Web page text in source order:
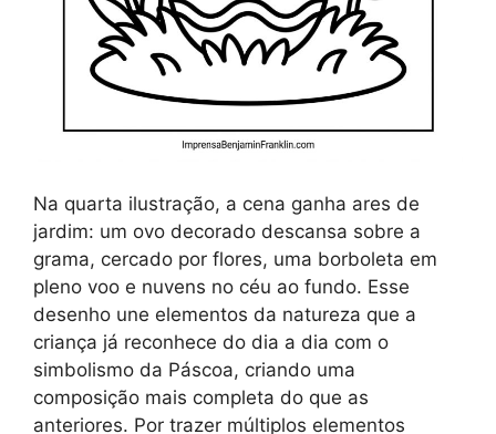
Na quarta ilustração, a cena ganha ares de
jardim: um ovo decorado descansa sobre a
grama, cercado por flores, uma borboleta em
pleno voo e nuvens no céu ao fundo. Esse
desenho une elementos da natureza que a
criança já reconhece do dia a dia com o
simbolismo da Páscoa, criando uma
composição mais completa do que as
anteriores. Por trazer múltiplos elementos